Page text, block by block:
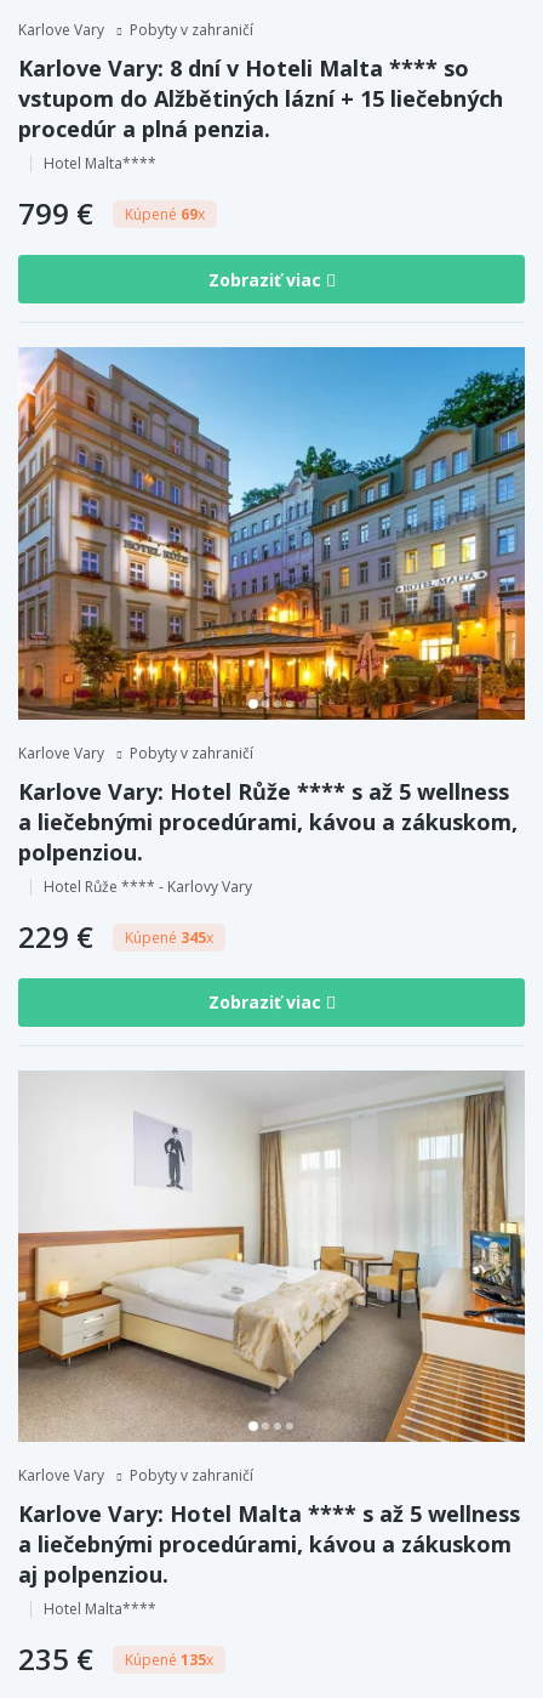
Karlove Vary Pobyty v zahraničí
Karlove Vary: 8 dní v Hoteli Malta **** so
vstupom do Alžbětiných lázní + 15 liečebných
procedúr a plná penzia.
Hotel Malta****
799 € Kúpené 69x
Zobraziť viac
Karlove Vary Pobyty v zahraničí
Karlove Vary: Hotel Růže **** s až 5 wellness
a liečebnými procedúrami, kávou a zákuskom,
polpenziou.
Hotel Růže **** - Karlovy Vary
229 € Kúpené 345x
Zobraziť viac
Karlove Vary Pobyty v zahraničí
Karlove Vary: Hotel Malta **** s až 5 wellness
a liečebnými procedúrami, kávou a zákuskom
aj polpenziou.
Hotel Malta****
235 € Kúpené 135x